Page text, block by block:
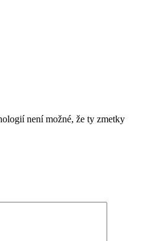
není možné, že ty zmetky